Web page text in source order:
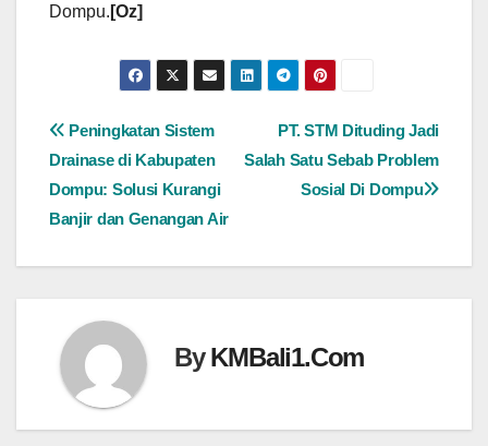
Dompu. [Oz]
Navigasi
pos
PT. STM Dituding Jadi
Salah Satu Sebab Problem
Sosial Di Dompu
Peningkatan Sistem
Drainase di Kabupaten
Dompu: Solusi Kurangi
Banjir dan Genangan Air
ByKMBali1.Com